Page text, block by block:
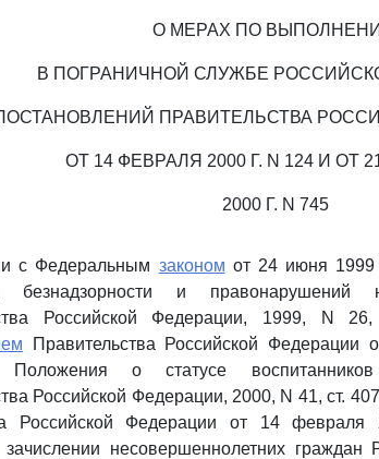
О МЕРАХ ПО
В ПОГРАНИЧНОЙ СЛУЖБЕ
ПРАВИТЕЛЬСТВА
ОТ 14 ФЕВРАЛЯ 2000 Г. N 124 И ОТ
2000 Г. N 745
с Федеральным законом от 24 июня
безнадзорности и правонарушений
Российской Федерации, 1999, N
Правительства Российской
Положения о статусе
Российской Федерации, 2000, N 41, ст.
Российской Федерации от 14
несовершеннолетних граждан